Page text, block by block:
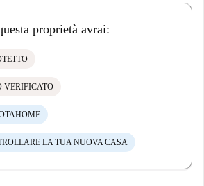
proprietà avrai:
VERIFICATO
LA TUA NUOVA CASA